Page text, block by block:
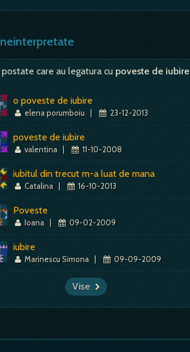
mult despre acest simbol: Dictionar de vise ~ Catifea
care au legatura cu poveste de iubire
o poveste de iubire
elena porumboiu | 23-12-2013
poveste de iubire
valentina | 11-10-2008
iubitul din trecut m-a luat de mana
Catalina | 16-10-2013
Poveste
Ioana | 09-02-2009
iubire
Marinescu Simona | 09-09-2009
Vise